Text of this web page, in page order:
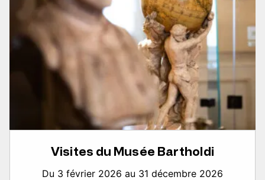
Visites du Musée Bartholdi
Du 3 février 2026 au 31 décembre 2026